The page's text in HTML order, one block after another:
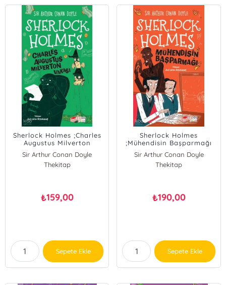
Sherlock Holmes ;Charles
Augustus Milverton
Vakası
Sir Arthur Conan Doyle
Thekitap
₺159,00
Sepete Ekle
Sherlock Holmes
;Mühendisin Başparmağı
Sir Arthur Conan Doyle
Thekitap
₺190,00
Sepete Ekle